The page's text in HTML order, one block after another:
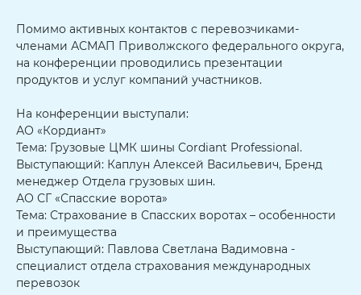
Помимо активных контактов с перевозчиками-
членами АСМАП Приволжского федерального округа,
на конференции проводились презентации
продуктов и услуг компаний участников.
На конференции выступали:
АО «Кордиант»
Тема: Грузовые ЦМК шины Cordiant Professional.
Выступающий: Каплун Алексей Васильевич, Бренд
менеджер Отдела грузовых шин.
АО СГ «Спасские ворота»
Тема: Страхование в Спасских воротах – особенности
и преимущества
Выступающий: Павлова Светлана Вадимовна -
специалист отдела страхования международных
перевозок